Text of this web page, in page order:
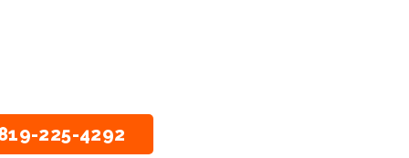
225-4292